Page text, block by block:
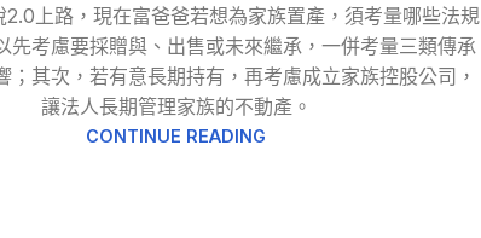
2.0上路，現在富爸爸若想為家族置產，須考量哪些法規
先考慮要採贈與、出售或未來繼承，一併考量三類傳承
；其次，若有意長期持有，再考慮成立家族控股公司，
讓法人長期管理家族的不動產。
CONTINUE READING